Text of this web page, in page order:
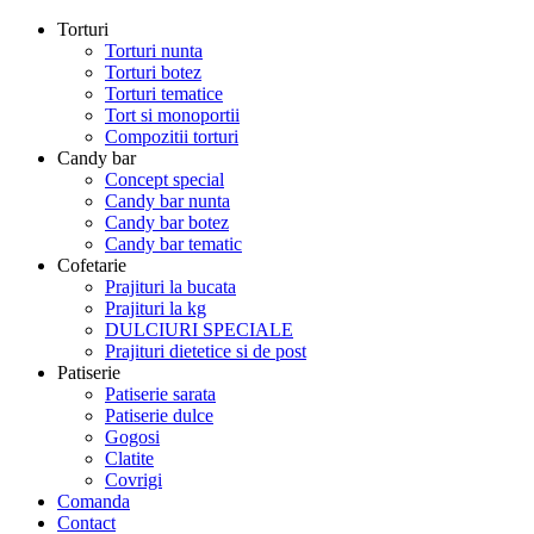
Torturi
Torturi nunta
Torturi botez
Torturi tematice
Tort si monoportii
Compozitii torturi
Candy bar
Concept special
Candy bar nunta
Candy bar botez
Candy bar tematic
Cofetarie
Prajituri la bucata
Prajituri la kg
DULCIURI SPECIALE
Prajituri dietetice si de post
Patiserie
Patiserie sarata
Patiserie dulce
Gogosi
Clatite
Covrigi
Comanda
Contact